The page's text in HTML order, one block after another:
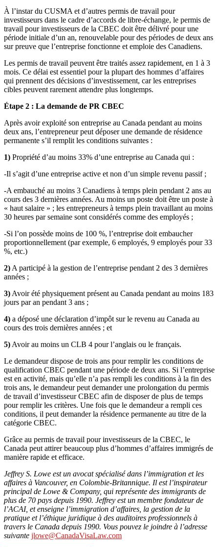
À l’instar du CUSMA et d’autres permis de travail pour
investisseurs dans le cadre d’accords de libre-échange, le permis de
travail pour investisseurs de la CBEC doit être délivré pour une
période initiale d’un an, renouvelable pour des périodes de deux ans
sur preuve que l’entreprise fonctionne et emploie des Canadiens.
Les permis de travail peuvent être traités assez rapidement, en 1 à 3
mois. Ce délai est essentiel pour la plupart des hommes d’affaires
qui prennent des décisions d’investissement, car les entreprises
cibles peuvent rarement attendre plus longtemps.
Étape 2 : La demande de PR CBEC
Après avoir exploité son entreprise au Canada pendant au moins
deux ans, l’entrepreneur peut déposer une demande de résidence
permanente s’il remplit les conditions suivantes :
1) Propriété d’au moins 33% d’une entreprise au Canada qui :
-Il s’agit d’une entreprise active et non d’un simple revenu passif ;
-A embauché au moins 3 Canadiens à temps plein pendant 2 ans au
cours des 3 dernières années. Au moins un poste doit être un poste à
« haut salaire » ; les entrepreneurs à temps plein travaillant au moins
30 heures par semaine sont considérés comme des employés ;
-Si l’on possède moins de 100 %, l’entreprise doit embaucher
proportionnellement (par exemple, 6 employés, 9 employés pour 33
%, etc.)
2) A participé à la gestion de l’entreprise pendant 2 des 3 dernières
années ;
3) Avoir été physiquement présent au Canada pendant au moins 183
jours par an pendant 3 ans ;
4) a déposé une déclaration d’impôt sur le revenu au Canada au
cours des trois dernières années ; et
5) Avoir au moins un CLB 4 pour l’anglais ou le français.
Le demandeur dispose de trois ans pour remplir les conditions de
qualification CBEC pendant une période de deux ans. Si l’entreprise
est en activité, mais qu’elle n’a pas rempli les conditions à la fin des
trois ans, le demandeur peut demander une prolongation du permis
de travail d’investisseur CBEC afin de disposer de plus de temps
pour remplir les critères. Une fois que le demandeur a rempli ces
conditions, il peut demander la résidence permanente au titre de la
catégorie CBEC.
Grâce au permis de travail pour investisseurs de la CBEC, le
Canada peut attirer beaucoup plus d’hommes d’affaires immigrés de
manière rapide et efficace.
Jeffrey S. Lowe est un avocat spécialisé dans l’immigration et les
affaires à Vancouver, en Colombie-Britannique. Il est l’inspirateur
principal de Lowe & Company, qui représente des immigrants de
plus de 70 pays depuis 1990. Jeffrey est un membre fondateur de
l’ACAI, et enseigne l’immigration d’affaires, la gestion de la
pratique et l’éthique juridique à des auditoires professionnels à
travers le Canada depuis 1990. Vous pouvez le joindre à l’adresse
suivante jlowe@CanadaVisaLaw.com